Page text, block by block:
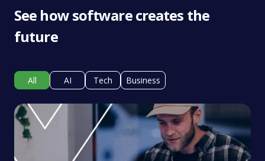
See how software creates the
future
All AI Tech Business